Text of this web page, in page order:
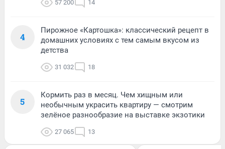
57 200 14
4
Пирожное «Картошка»: классический рецепт в
домашних условиях с тем самым вкусом из
детства
31 032 18
5
Кормить раз в месяц. Чем хищным или
необычным украсить квартиру — смотрим
зелёное разнообразие на выставке экзотики
27 065 13